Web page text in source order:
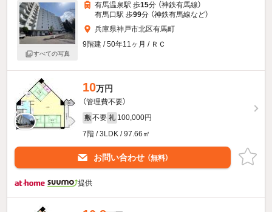
すべての写真
有馬温泉駅 歩15分 （神鉄有馬線）
有馬口駅 歩99分 （神鉄有馬線など）
兵庫県神戸市北区有馬町
9階建 / 50年11ヶ月 / ＲＣ
10万円
（管理費不要）
敷 不要 礼 100,000円
7階 / 3LDK / 97.66㎡
お問い合わせ （無料）
提供